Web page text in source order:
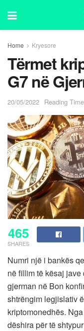
Home Kryesore
Tërmet
G7 në
20/05/2022 Reading
465
SHARES
Numri një i bankës
në fillim të kësaj
gjerman në Bon
shtrëngim legjislativ
kriptomonedhës.
dëshira për të